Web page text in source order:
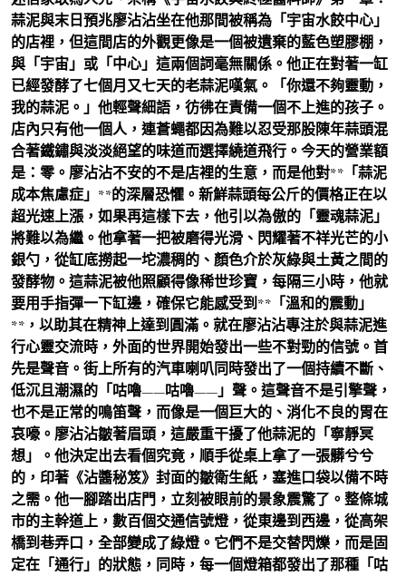
蒜泥與末日預兆廖沾沾坐在他那間被稱為「宇宙水餃中心」
的店裡，但這間店的外觀更像是一個被遺棄的藍色塑膠棚，
與「宇宙」或「中心」這兩個詞毫無關係。他正在對著一缸
已經發酵了七個月又七天的老蒜泥嘆氣。「你還不夠靈動，
我的蒜泥。」他輕聲細語，彷彿在責備一個不上進的孩子。
店內只有他一個人，連蒼蠅都因為難以忍受那股陳年蒜頭混
合著鐵鏽與淡淡絕望的味道而選擇繞道飛行。今天的營業額
是：零。廖沾沾不安的不是店裡的生意，而是他對**「蒜泥
成本焦慮症」**的深層恐懼。新鮮蒜頭每公斤的價格正在以
超光速上漲，如果再這樣下去，他引以為傲的「靈魂蒜泥」
將難以為繼。他拿著一把被磨得光滑、閃耀著不祥光芒的小
銀勺，從缸底撈起一坨濃稠的、顏色介於灰綠與土黃之間的
發酵物。這蒜泥被他照顧得像稀世珍寶，每隔三小時，他就
要用手指彈一下缸邊，確保它能感受到**「溫和的震動」
**，以助其在精神上達到圓滿。就在廖沾沾專注於與蒜泥進
行心靈交流時，外面的世界開始發出一些不對勁的信號。首
先是聲音。街上所有的汽車喇叭同時發出了一個持續不斷、
低沉且潮濕的「咕嚕——咕嚕——」聲。這聲音不是引擎聲，
也不是正常的鳴笛聲，而像是一個巨大的、消化不良的胃在
哀嚎。廖沾沾皺著眉頭，這嚴重干擾了他蒜泥的「寧靜冥
想」。他決定出去看個究竟，順手從桌上拿了一張髒兮兮
的，印著《沾醬秘笈》封面的皺衛生紙，塞進口袋以備不時
之需。他一腳踏出店門，立刻被眼前的景象震驚了。整條城
市的主幹道上，數百個交通信號燈，從東邊到西邊，從高架
橋到巷弄口，全部變成了綠燈。它們不是交替閃爍，而是固
定在「通行」的狀態，同時，每一個燈箱都發出了那種「咕